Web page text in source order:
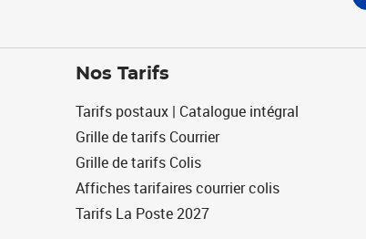
Nos Tarifs
Tarifs postaux | Catalogue intégral
Grille de tarifs Courrier
Grille de tarifs Colis
Affiches tarifaires courrier colis
Tarifs La Poste 2027